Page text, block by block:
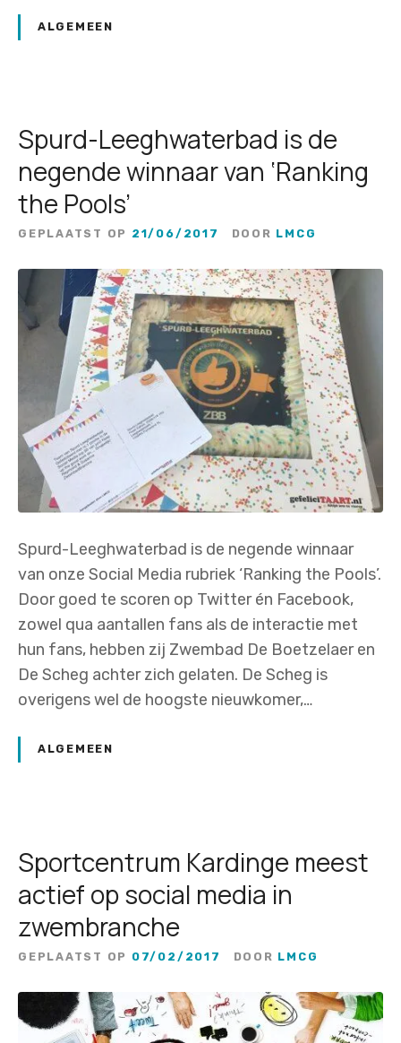
ALGEMEEN
Spurd-Leeghwaterbad is de
negende winnaar van ‘Ranking
the Pools’
GEPLAATST OP 21/06/2017 DOOR LMCG
Spurd-Leeghwaterbad is de negende winnaar
van onze Social Media rubriek ‘Ranking the Pools’.
Door goed te scoren op Twitter én Facebook,
zowel qua aantallen fans als de interactie met
hun fans, hebben zij Zwembad De Boetzelaer en
De Scheg achter zich gelaten. De Scheg is
overigens wel de hoogste nieuwkomer,…
ALGEMEEN
Sportcentrum Kardinge meest
actief op social media in
zwembranche
GEPLAATST OP 07/02/2017 DOOR LMCG